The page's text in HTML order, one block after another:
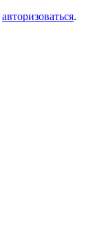
авторизоваться.